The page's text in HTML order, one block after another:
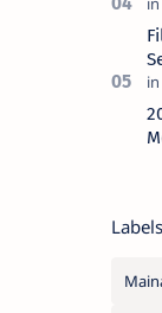
Labels